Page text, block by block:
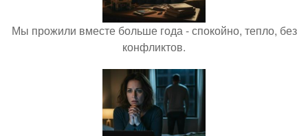
Мы прожили вместе больше года - спокойно, тепло, без
конфликтов.